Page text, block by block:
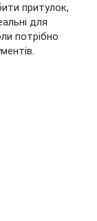
притулок,
для
потрібно